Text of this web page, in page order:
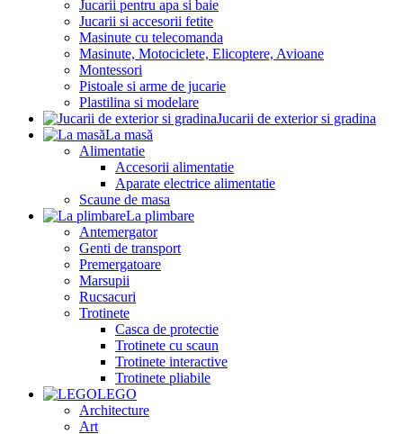
Jucarii pentru apa si baie
Jucarii si accesorii fetite
Masinute cu telecomanda
Masinute, Motociclete, Elicoptere, Avioane
Montessori
Pistoale si arme de jucarie
Plastilina si modelare
Jucarii de exterior si gradina
La masă
Alimentatie
Accesorii alimentatie
Aparate electrice alimentatie
Scaune de masa
La plimbare
Antemergator
Genti de transport
Premergatoare
Marsupii
Rucsacuri
Trotinete
Casca de protectie
Trotinete cu scaun
Trotinete interactive
Trotinete pliabile
LEGO
Architecture
Art